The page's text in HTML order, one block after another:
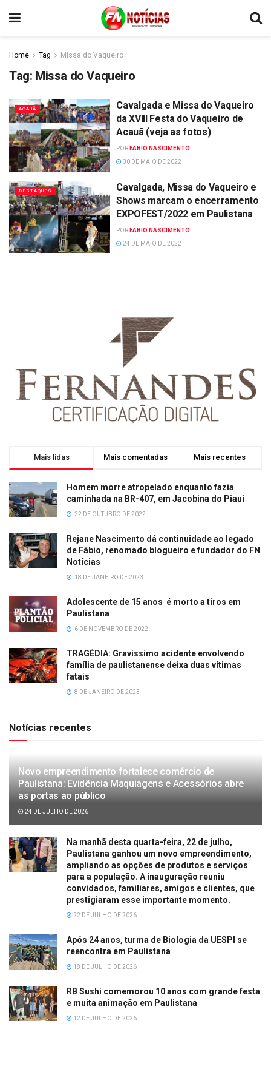
Home Tag Missa do Vaqueiro
Tag: Missa do Vaqueiro
ACAUÃ
Cavalgada e Missa do Vaqueiro
da XVIII Festa do Vaqueiro de
Acauã (veja as fotos)
POR FABIO NASCIMENTO
30 DE MAIO DE 2022
DESTAQUES
Cavalgada, Missa do Vaqueiro e
Shows marcam o encerramento
EXPOFEST/2022 em Paulistana
POR FABIO NASCIMENTO
24 DE MAIO DE 2022
Mais lidas Mais comentadas Mais recentes
Homem morre atropelado enquanto fazia
caminhada na BR-407, em Jacobina do Piaui
22 DE OUTUBRO DE 2022
Rejane Nascimento dá continuidade ao legado
de Fábio, renomado blogueiro e fundador do FN
Notícias
18 DE JANEIRO DE 2023
Adolescente de 15 anos é morto a tiros em
Paulistana
6 DE NOVEMBRO DE 2022
TRAGÉDIA: Gravíssimo acidente envolvendo
família de paulistanense deixa duas vítimas
fatais
8 DE JANEIRO DE 2023
Notícias recentes
Novo empreendimento fortalece comércio de
Paulistana: Evidência Maquiagens e Acessórios abre
as portas ao público
24 DE JULHO DE 2026
Na manhã desta quarta-feira, 22 de julho,
Paulistana ganhou um novo empreendimento,
ampliando as opções de produtos e serviços
para a população. A inauguração reuniu
convidados, familiares, amigos e clientes, que
prestigiaram esse importante momento.
22 DE JULHO DE 2026
Após 24 anos, turma de Biologia da UESPI se
reencontra em Paulistana
18 DE JULHO DE 2026
RB Sushi comemorou 10 anos com grande festa
e muita animação em Paulistana
12 DE JULHO DE 2026